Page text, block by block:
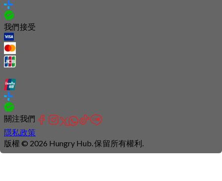
我們接受
關注我們
隱私政策
版權 © 2026 Hungry Hub. 保留所有權利.
Connection